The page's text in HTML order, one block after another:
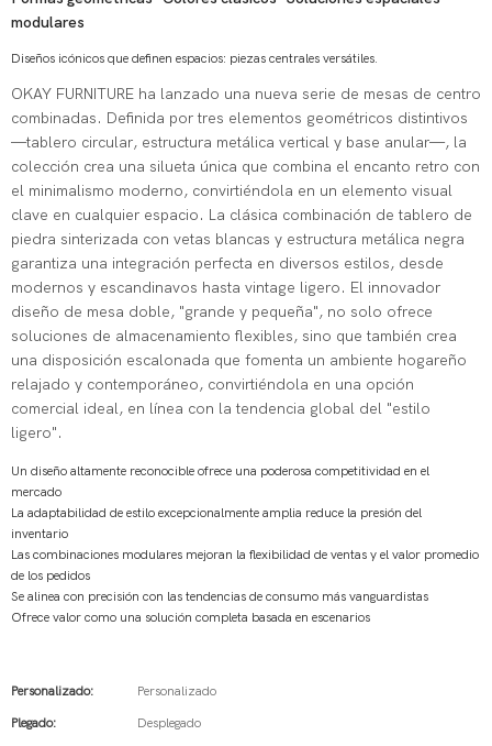
modulares
Diseños icónicos que definen espacios: piezas centrales versátiles.
OKAY FURNITURE ha lanzado una nueva serie de mesas de centro
combinadas. Definida por tres elementos geométricos distintivos
—tablero circular, estructura metálica vertical y base anular—, la
colección crea una silueta única que combina el encanto retro con
el minimalismo moderno, convirtiéndola en un elemento visual
clave en cualquier espacio. La clásica combinación de tablero de
piedra sinterizada con vetas blancas y estructura metálica negra
garantiza una integración perfecta en diversos estilos, desde
modernos y escandinavos hasta vintage ligero. El innovador
diseño de mesa doble, "grande y pequeña", no solo ofrece
soluciones de almacenamiento flexibles, sino que también crea
una disposición escalonada que fomenta un ambiente hogareño
relajado y contemporáneo, convirtiéndola en una opción
comercial ideal, en línea con la tendencia global del "estilo
ligero".
Un diseño altamente reconocible ofrece una poderosa competitividad en el
mercado
La adaptabilidad de estilo excepcionalmente amplia reduce la presión del
inventario
Las combinaciones modulares mejoran la flexibilidad de ventas y el valor promedio
de los pedidos
Se alinea con precisión con las tendencias de consumo más vanguardistas
Ofrece valor como una solución completa basada en escenarios
Personalizado: Personalizado
Plegado: Desplegado